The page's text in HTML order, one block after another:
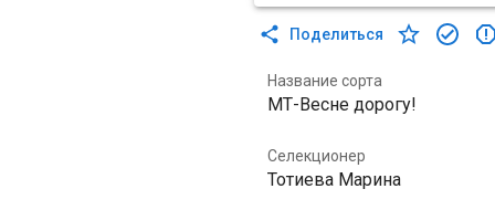
Поделиться
Название сорта
МТ-Весне дорогу!
Селекционер
Тотиева Марина